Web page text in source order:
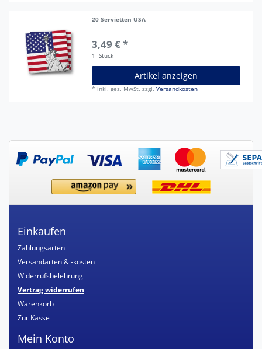
20 Servietten USA
3,49 € *
1 Stück
Artikel anzeigen
* inkl. ges. MwSt. zzgl.Versandkosten
Einkaufen
Zahlungsarten
Versandarten & -kosten
Widerrufsbelehrung
Vertrag widerrufen
Warenkorb
Zur Kasse
Mein Konto